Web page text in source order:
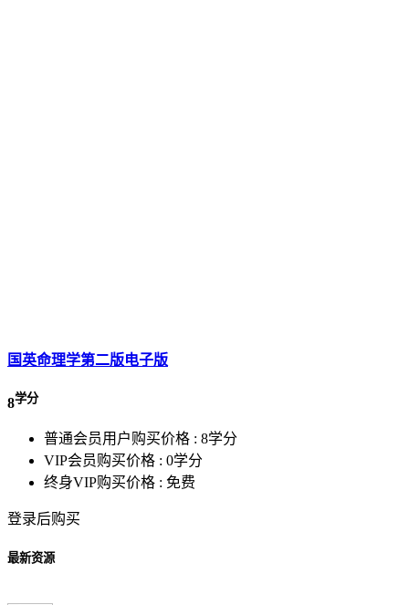
国英命理学第二版电子版
8学分
普通会员用户购买价格 : 8学分
VIP会员购买价格 : 0学分
终身VIP购买价格 : 免费
登录后购买
最新资源